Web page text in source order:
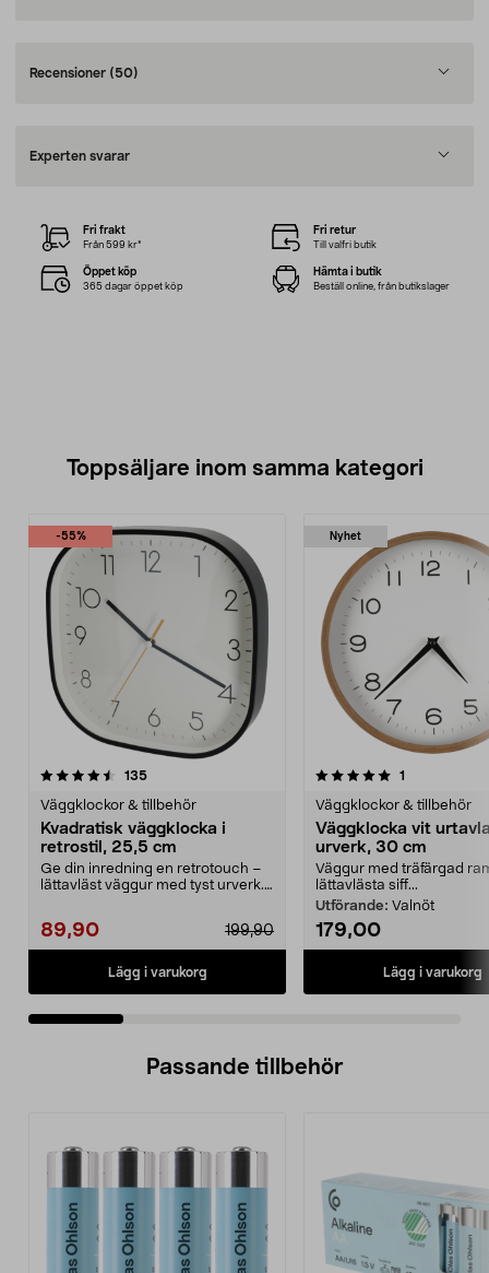
Recensioner (50)
Experten svarar
Fri frakt
Från 599 kr*
Fri retur
Till valfri butik
Öppet köp
365 dagar öppet köp
Hämta i butik
Beställ online, från butikslager
Toppsäljare inom samma kategori
-55%
135recensioner
Väggklockor & tillbehör
Kvadratisk väggklocka i
retrostil, 25,5 cm
Ge din inredning en retrotouch –
lättavläst väggur med tyst urverk.
89,90 199,90
Lägg i varukorg
Nyhet
5.0 av 5 stjärnor 1
Väggklockor & tillbehör
Väggklocka vit
urverk, 30 cm
Väggur med träfärgad
lättavlästa siff...
Utförande: Valnöt
179,00
Lägg i varukorg
3.0 av 5 stjärnor
Passande tillbehör